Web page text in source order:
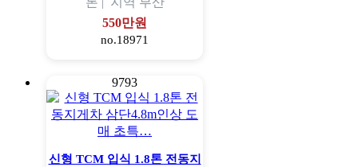
550만원
no.18971
9793
신형 TCM 입식 1.8톤 전동지